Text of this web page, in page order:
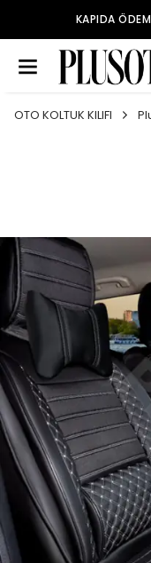
KAPIDA
OTO KOLTUK KILIFI